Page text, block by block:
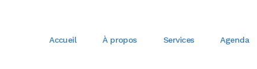
Accueil À propos Services Agenda